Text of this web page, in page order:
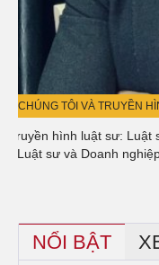
CHÚNG TÔI VÀ TRUYỀN
Truyền hình luật sư:
" Luật sư và Doanh
NỔI BẬT